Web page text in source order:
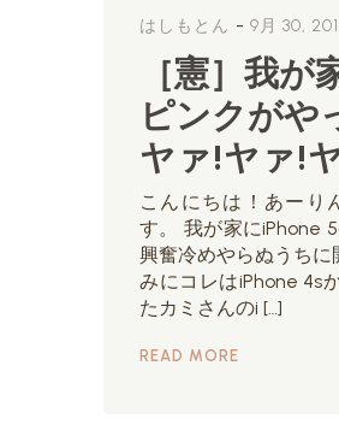
はしもとん - 9月 30,
［憲］我が
ピンクが
ヤァ!ヤァ!
こんにちは！あーり
す。 我が家にiPhone
興奮冷めやらぬうち
みにコレはiPhone 4s
たカミさんのi […]
READ MORE